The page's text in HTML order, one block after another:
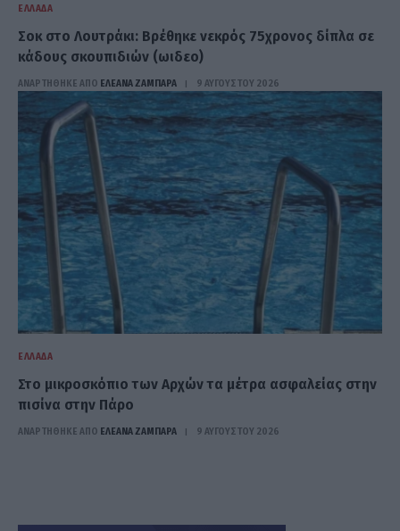
ΕΛΛΆΔΑ
Σοκ στο Λουτράκι: Βρέθηκε νεκρός 75χρονος δίπλα σε
κάδους σκουπιδιών (ωιδεο)
ΑΝΑΡΤΗΘΗΚΕ ΑΠΟ ΕΛΕΑΝΑ ΖΑΜΠΑΡΑ 9 ΑΥΓΟΎΣΤΟΥ 2026
ΕΛΛΆΔΑ
Στο μικροσκόπιο των Αρχών τα μέτρα ασφαλείας στην
πισίνα στην Πάρο
ΑΝΑΡΤΗΘΗΚΕ ΑΠΟ ΕΛΕΑΝΑ ΖΑΜΠΑΡΑ 9 ΑΥΓΟΎΣΤΟΥ 2026